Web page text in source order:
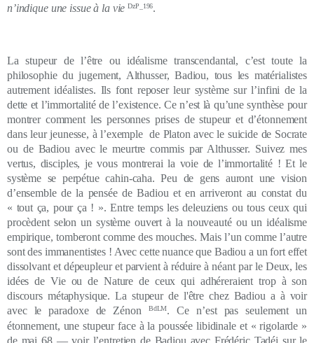
n’indique une issue à la vie DzP_196.
La stupeur de l’être ou idéalisme transcendantal, c’est toute la
philosophie du jugement, Althusser, Badiou, tous les matérialistes
autrement idéalistes. Ils font reposer leur système sur l’infini de la
dette et l’immortalité de l’existence. Ce n’est là qu’une synthèse pour
montrer comment les personnes prises de stupeur et d’étonnement
dans leur jeunesse, à l’exemple de Platon avec le suicide de Socrate
ou de Badiou avec le meurtre commis par Althusser. Suivez mes
vertus, disciples, je vous montrerai la voie de l’immortalité ! Et le
système se perpétue cahin-caha. Peu de gens auront une vision
d’ensemble de la pensée de Badiou et en arriveront au constat du
« tout ça, pour ça ! ». Entre temps les deleuziens ou tous ceux qui
procèdent selon un système ouvert à la nouveauté ou un idéalisme
empirique, tomberont comme des mouches. Mais l’un comme l’autre
sont des immanentistes ! Avec cette nuance que Badiou a un fort effet
dissolvant et dépeupleur et parvient à réduire à néant par le Deux, les
idées de Vie ou de Nature de ceux qui adhéreraient trop à son
discours métaphysique. La stupeur de l'être chez Badiou a à voir
avec le paradoxe de Zénon
BdLM. Ce n’est pas seulement un
étonnement, une stupeur face à la poussée libidinale et « rigolarde »
de mai 68 — voir l’entretien de Badiou avec Frédéric Tadéi sur le